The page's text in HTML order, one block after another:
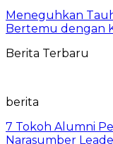
Meneguhkan
Bertemu dengan
Berita Terbaru
berita
7 Tokoh Alumni
Narasumber